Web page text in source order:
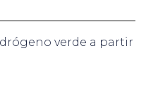
verde a partir